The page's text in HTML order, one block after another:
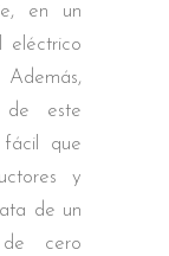
en un
eléctrico
de este
que
y
de un
de cero